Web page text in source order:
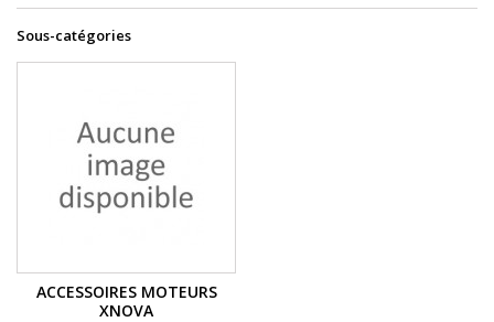
Sous-catégories
ACCESSOIRES MOTEURS
XNOVA